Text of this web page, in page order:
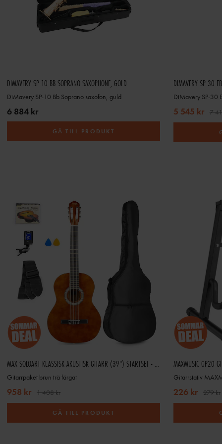
DIMAVERY SP-10 BB SOPRANO SAXOPHONE, GOLD
DiMavery SP-10 Bb Soprano saxofon, guld
6 884 kr
GÅ TILL PRODUKT
DIMAVERY SP-30
DiMavery SP-30
5 545 kr 7
MAX SOLOART KLASSISK AKUSTISK GITARR (39") STARTSET - BRUN (TRÄ)
Gitarrpaket brun trä färgat
958 kr 1 408 kr
GÅ TILL PRODUKT
MAXMUSIC GP20
Gitarrstativ
226 kr 279 kr